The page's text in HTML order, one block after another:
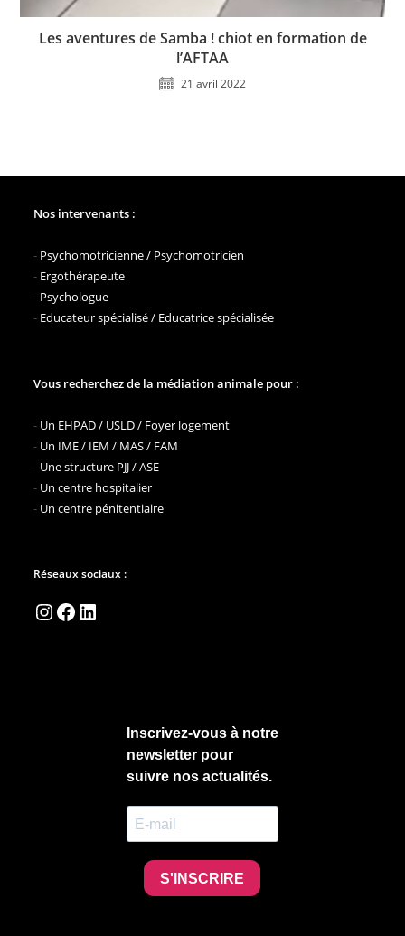
Les aventures de Samba ! chiot en formation de
l’AFTAA
21 avril 2022
Nos intervenants :
- Psychomotricienne / Psychomotricien
- Ergothérapeute
- Psychologue
- Educateur spécialisé / Educatrice spécialisée
Vous recherchez de la médiation animale pour :
- Un EHPAD / USLD / Foyer logement
- Un IME / IEM / MAS / FAM
- Une structure PJJ / ASE
- Un centre hospitalier
- Un centre pénitentiaire
Réseaux sociaux :
Instagram
Facebook
LinkedIn